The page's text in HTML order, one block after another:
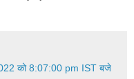
को 8:07:00 pm IST बजे